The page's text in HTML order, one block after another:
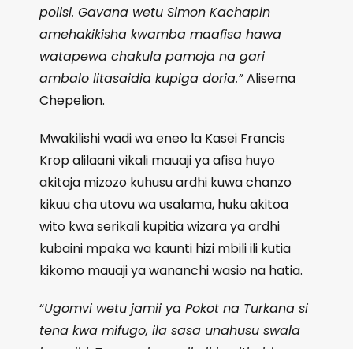
polisi. Gavana wetu Simon Kachapin
amehakikisha kwamba maafisa hawa
watapewa chakula pamoja na gari
ambalo litasaidia kupiga doria.”Alisema
Chepelion.
Mwakilishi wadi wa eneo la Kasei Francis
Krop alilaani vikali mauaji ya afisa huyo
akitaja mizozo kuhusu ardhi kuwa chanzo
kikuu cha utovu wa usalama, huku akitoa
wito kwa serikali kupitia wizara ya ardhi
kubaini mpaka wa kaunti hizi mbili ili kutia
kikomo mauaji ya wananchi wasio na hatia.
“Ugomvi wetu jamii ya Pokot na Turkana si
tena kwa mifugo, ila sasa unahusu swala